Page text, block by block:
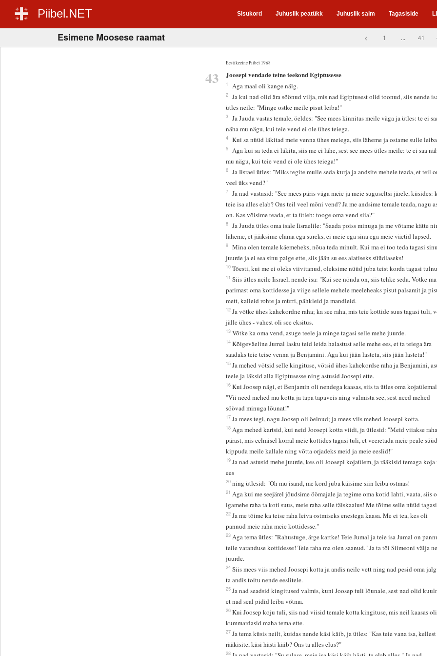
Piibel.NET Sisukord Juhuslik peatükk Juhuslik salm Tagasiside
Esimene Moosese raamat < 1 ... 41
Eestikeelne Piibel 1968
43 Joosepi vendade teine teekond Egiptusesse
1 Aga maal oli kange nälg.
2
Ja kui nad olid ära söönud vilja, mis nad Egiptusest olid toonud, siis nende
ütles neile: "Minge ostke meile pisut leiba!"
3
Ja Juuda vastas temale, öeldes: "See mees kinnitas meile väga ja ütles: te ei
näha mu nägu, kui teie vend ei ole ühes teiega.
4 Kui sa nüüd läkitad meie venna ühes meiega, siis läheme ja ostame sulle
5
Aga kui sa teda ei läkita, siis me ei lähe, sest see mees ütles meile: te ei saa
mu nägu, kui teie vend ei ole ühes teiega!"
6
Ja Iisrael ütles: "Miks tegite mulle seda kurja ja andsite mehele teada, et teil
veel üks vend?"
7
Ja nad vastasid: "See mees päris väga meie ja meie suguseltsi järele, küsides:
teie isa alles elab? Ons teil veel mõni vend? Ja me andsime temale teada, nagu
on. Kas võisime teada, et ta ütleb: tooge oma vend siia?"
8
Ja Juuda ütles oma isale Iisraelile: "Saada poiss minuga ja me võtame kätte
läheme, et jääksime elama ega sureks, ei meie ega sina ega meie väetid lapsed.
9
Mina olen temale käemeheks, nõua teda minult. Kui ma ei too teda tagasi sinu
juurde ja ei sea sinu palge ette, siis jään su ees alatiseks süüdlaseks!
10 Tõesti, kui me ei oleks viivitanud, oleksime nüüd juba teist korda tagasi
11 Siis ütles neile Iisrael, nende isa: "Kui see nõnda on, siis tehke seda. Võtke
parimast oma kottidesse ja viige sellele mehele meeleheaks pisut palsamit ja
mett, kalleid rohte ja mürri, pähkleid ja mandleid.
12 Ja võtke ühes kahekordne raha; ka see raha, mis teie kottide suus tagasi tuli,
jälle ühes - vahest oli see eksitus.
13 Võtke ka oma vend, asuge teele ja minge tagasi selle mehe juurde.
14 Kõigeväeline Jumal lasku teid leida halastust selle mehe ees, et ta teiega ära
saadaks teie teise venna ja Benjamini. Aga kui jään lasteta, siis jään lasteta!"
15 Ja mehed võtsid selle kingituse, võtsid ühes kahekordse raha ja Benjamini,
teele ja läksid alla Egiptusesse ning astusid Joosepi ette.
16 Kui Joosep nägi, et Benjamin oli nendega kaasas, siis ta ütles oma
"Vii need mehed mu kotta ja tapa tapaveis ning valmista see, sest need mehed
söövad minuga lõunat!"
17 Ja mees tegi, nagu Joosep oli öelnud; ja mees viis mehed Joosepi kotta.
18 Aga mehed kartsid, kui neid Joosepi kotta viidi, ja ütlesid: "Meid viiakse raha
pärast, mis eelmisel korral meie kottides tagasi tuli, et veeretada meie peale
kippuda meile kallale ning võtta orjadeks meid ja meie eeslid!"
19 Ja nad astusid mehe juurde, kes oli Joosepi kojaülem, ja rääkisid temaga koja
ees
20 ning ütlesid: "Oh mu isand, me kord juba käisime siin leiba ostmas!
21 Aga kui me seejärel jõudsime öömajale ja tegime oma kotid lahti, vaata, siis
igamehe raha ta koti suus, meie raha selle täiskaalus! Me tõime selle nüüd
22 Ja me tõime ka teise raha leiva ostmiseks enestega kaasa. Me ei tea, kes oli
pannud meie raha meie kottidesse."
23 Aga tema ütles: "Rahustuge, ärge kartke! Teie Jumal ja teie isa Jumal on
teile varanduse kottidesse! Teie raha ma olen saanud." Ja ta tõi Siimeoni välja
juurde.
24 Siis mees viis mehed Joosepi kotta ja andis neile vett ning nad pesid oma
ta andis toitu nende eeslitele.
25 Ja nad seadsid kingitused valmis, kuni Joosep tuli lõunale, sest nad olid
et nad seal pidid leiba võtma.
26 Kui Joosep koju tuli, siis nad viisid temale kotta kingituse, mis neil kaasas
kummardasid maha tema ette.
27 Ja tema küsis neilt, kuidas nende käsi käib, ja ütles: "Kas teie vana isa,
rääkisite, käsi hästi käib? Ons ta alles elus?"
28